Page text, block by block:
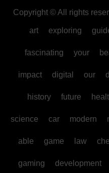
Copyright © All rights
art exploring
fascinating your
impact digital our
history future
science car modern
able game law
gaming development